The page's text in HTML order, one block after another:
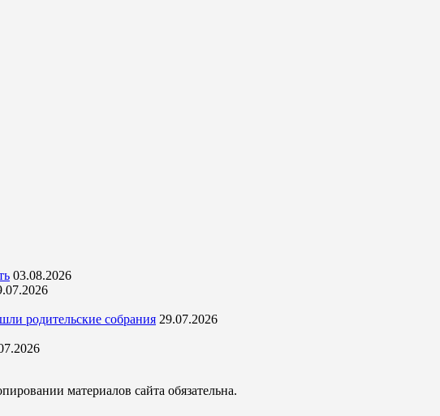
03.08.2026
родительские собрания 29.07.2026
материалов сайта обязательна.